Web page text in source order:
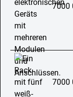
7000
7000